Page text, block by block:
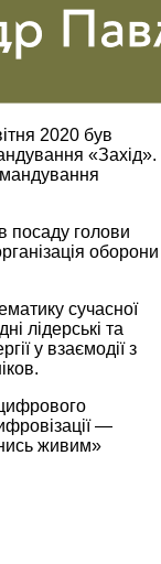
2020 був
«Захід».
посаду голови
оборони
сучасної
лідерські та
у взаємодії з
—
живим»